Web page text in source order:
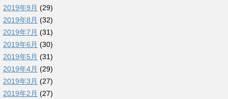
2019年9月 (29)
2019年8月 (32)
2019年7月 (31)
2019年6月 (30)
2019年5月 (31)
2019年4月 (29)
2019年3月 (27)
2019年2月 (27)